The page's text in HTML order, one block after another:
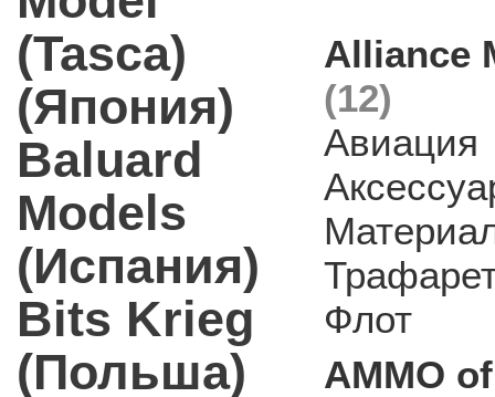
(Tasca)
(Япония)
Baluard
Models
(Испания)
Bits Krieg
(Польша)
Alliance
(12)
Авиация
Флот
AMMO